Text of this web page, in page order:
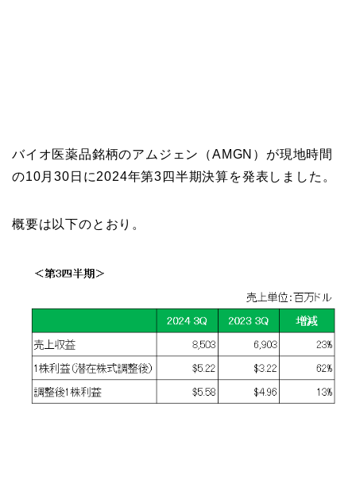
バイオ医薬品銘柄のアムジェン（AMGN）が現地時間
の10月30日に2024年第3四半期決算を発表しました。
概要は以下のとおり。